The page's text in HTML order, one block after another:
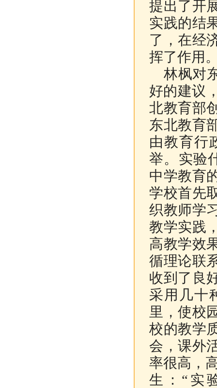
提出了开
实践的结
了，在经
挥了作用
林枫对
好的建议
北教育部
东北教育
由教育行
举。实验
中学教育
学校首先
织教师学
教学实践
高教学效
循理论联
收到了良
采用几十
里，使校
校的教学
会，课外
率很高，
生：“实